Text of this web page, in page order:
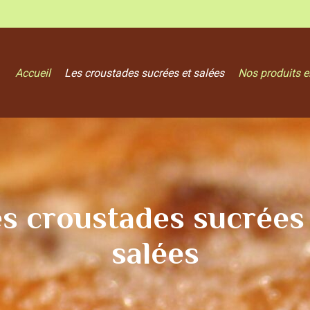
Accueil Les croustades sucrées et salées Nos produits
croustades
salées